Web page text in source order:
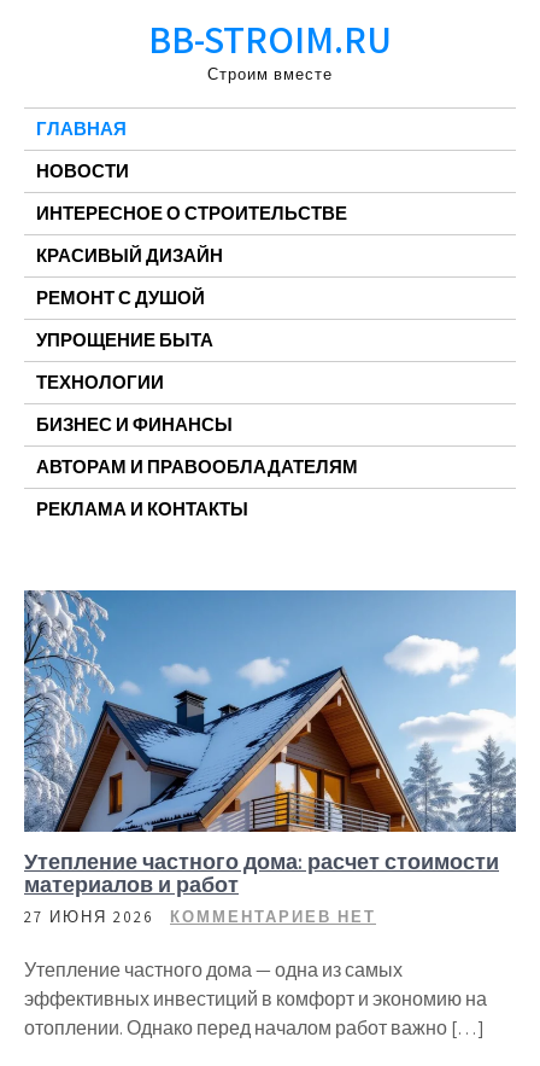
BB-STROIM.RU
Строим вместе
ГЛАВНАЯ
НОВОСТИ
ИНТЕРЕСНОЕ О СТРОИТЕЛЬСТВЕ
КРАСИВЫЙ ДИЗАЙН
РЕМОНТ С ДУШОЙ
УПРОЩЕНИЕ БЫТА
ТЕХНОЛОГИИ
БИЗНЕС И ФИНАНСЫ
АВТОРАМ И ПРАВООБЛАДАТЕЛЯМ
РЕКЛАМА И КОНТАКТЫ
Утепление частного дома: расчет стоимости
материалов и работ
27 ИЮНЯ 2026 КОММЕНТАРИЕВ НЕТ
Утепление частного дома — одна из самых
эффективных инвестиций в комфорт и экономию на
отоплении. Однако перед началом работ важно […]